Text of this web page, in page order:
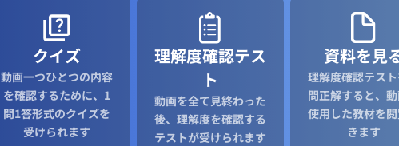
クイズ
動画一つひとつの内容
を確認するために、1
問1答形式のクイズを
受けられます
理解度確認テス
ト
動画を全て見終わった
後、理解度を確認する
テストが受けられます
資料を見
理解度確認テス
問正解すると、
使用した教材を
きます